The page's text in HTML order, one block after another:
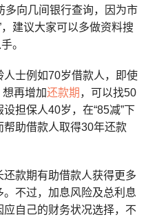
多向几间银行查询，因为市
，建议大家可以多做资料搜
。
人士例如70岁借款人，即使
想再增加还款期 ，可以找50
设担保人40岁，在“85减”下
帮助借款人取得30年还款
款期有助借款人获得更多
不过，加息风险及总利息
自己的财务状况选择，不